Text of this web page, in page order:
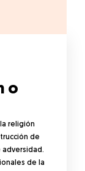
o
religión
de
de la